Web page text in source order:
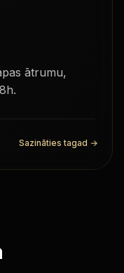
ātrumu,
Sazināties tagad →